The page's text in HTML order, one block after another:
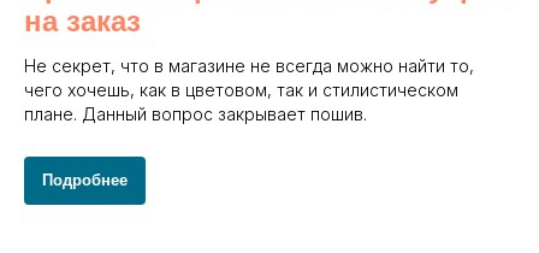
на заказ
Не секрет, что в магазине не всегда можно найти то,
чего хочешь, как в цветовом, так и стилистическом
плане. Данный вопрос закрывает пошив.
Подробнее